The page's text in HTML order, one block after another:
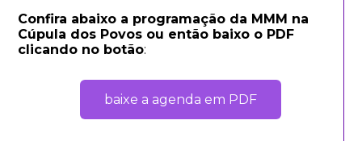
Confira abaixo a programação da MMM na
Cúpula dos Povos ou então baixo o PDF
clicando no botão:
baixe a agenda em PDF